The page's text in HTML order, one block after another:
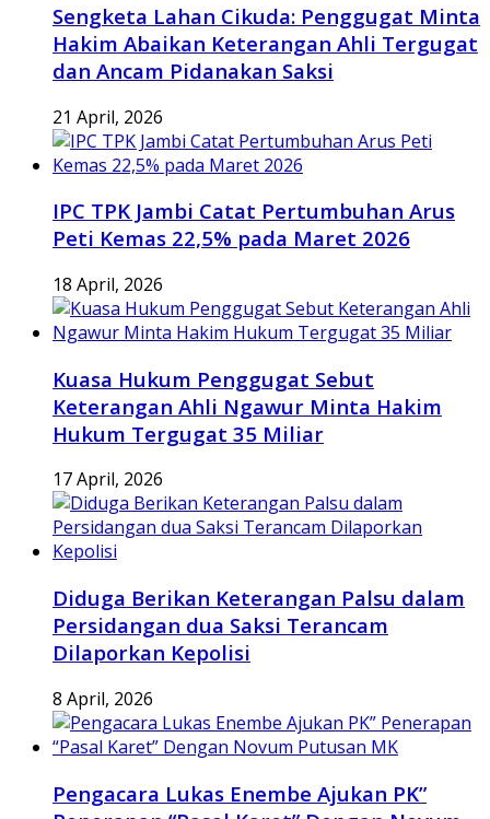
Sengketa Lahan Cikuda: Penggugat Minta
Hakim Abaikan Keterangan Ahli Tergugat
dan Ancam Pidanakan Saksi
21 April, 2026
IPC TPK Jambi Catat Pertumbuhan Arus
Peti Kemas 22,5% pada Maret 2026
18 April, 2026
Kuasa Hukum Penggugat Sebut
Keterangan Ahli Ngawur Minta Hakim
Hukum Tergugat 35 Miliar
17 April, 2026
Diduga Berikan Keterangan Palsu dalam
Persidangan dua Saksi Terancam
Dilaporkan Kepolisi
8 April, 2026
Pengacara Lukas Enembe Ajukan PK”